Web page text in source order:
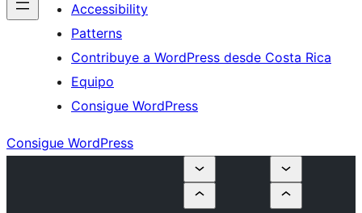
Accessibility
Patterns
Contribuye a WordPress desde Costa Rica
Equipo
Consigue WordPress
Consigue WordPress